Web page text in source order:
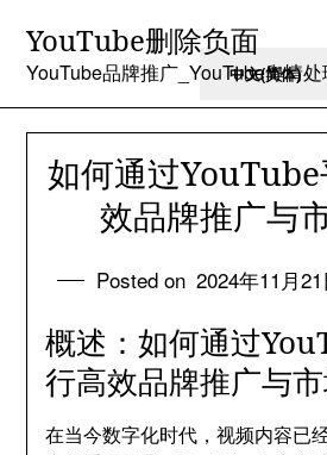
content
YouTube删除负面
YouTube品牌推广_YouTube舆情处
如何通过
效品牌推广与
Posted on 2024年11月21
概述：如何通过
行高效品牌推广与
在当今数字化时代，视频内容已